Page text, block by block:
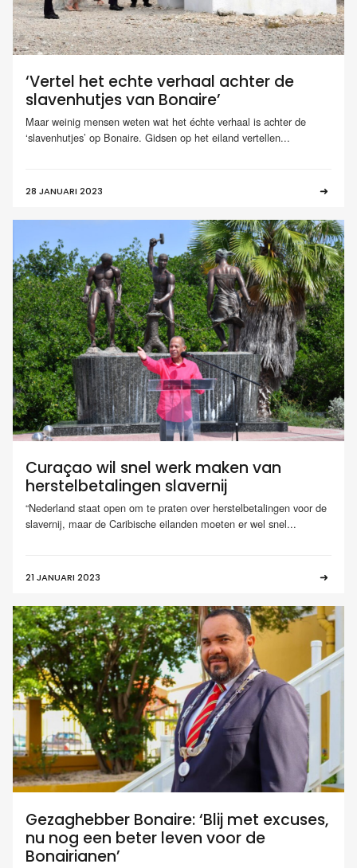
‘Vertel het echte verhaal achter de
slavenhutjes van Bonaire’
Maar weinig mensen weten wat het échte verhaal is achter de
‘slavenhutjes’ op Bonaire. Gidsen op het eiland vertellen...
28 JANUARI 2023
Curaçao wil snel werk maken van
herstelbetalingen slavernij
“Nederland staat open om te praten over herstelbetalingen voor de
slavernij, maar de Caribische eilanden moeten er wel snel...
21 JANUARI 2023
Gezaghebber Bonaire: ‘Blij met excuses,
nu nog een beter leven voor de
Bonairianen’